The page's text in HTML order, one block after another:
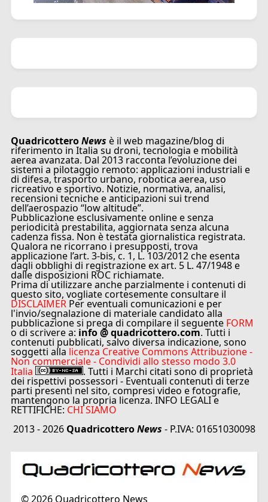
QuadricotteroNews è il web magazine/blog di
riferimento in Italia su droni, tecnologia e mobilità
aerea avanzata. Dal 2013 racconta l’evoluzione dei
sistemi a pilotaggio remoto: applicazioni industriali e
di difesa, trasporto urbano, robotica aerea, uso
ricreativo e sportivo. Notizie, normativa, analisi,
recensioni tecniche e anticipazioni sui trend
dell’aerospazio “low altitude”.
Pubblicazione esclusivamente online e senza
periodicità prestabilita, aggiornata senza alcuna
cadenza fissa. Non è testata giornalistica registrata.
Qualora ne ricorrano i presupposti, trova
applicazione l’art. 3-bis, c. 1, L. 103/2012 che esenta
dagli obblighi di registrazione ex art. 5 L. 47/1948 e
dalle disposizioni ROC richiamate.
Prima di utilizzare anche parzialmente i contenuti di
questo sito, vogliate cortesemente consultare il
DISCLAIMER Per eventuali comunicazioni e per
l'invio/segnalazione di materiale candidato alla
pubblicazione si prega di compilare il seguente FORM
o di scrivere a: info @ quadricottero.com. Tutti i
contenuti pubblicati, salvo diversa indicazione, sono
soggetti alla licenza Creative Commons Attribuzione -
Non commerciale - Condividi allo stesso modo 3.0
Italia . Tutti i Marchi citati sono di proprietà
dei rispettivi possessori - Eventuali contenuti di terze
parti presenti nel sito, compresi video e fotografie,
mantengono la propria licenza. INFO LEGALI e
RETTIFICHE: CHI SIAMO
2013 - 2026 QuadricotteroNews - P.IVA: 01651030098
© 2026Quadricottero News